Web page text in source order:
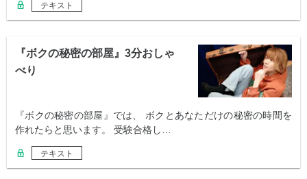
テキスト
『ボクの秘密の部屋』3分おしゃ
べり
『ボクの秘密の部屋』では、 ボクとあなただけの秘密の時間を
作れたらと思います。 受験合格し…
テキスト